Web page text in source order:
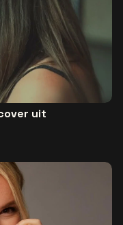
uit